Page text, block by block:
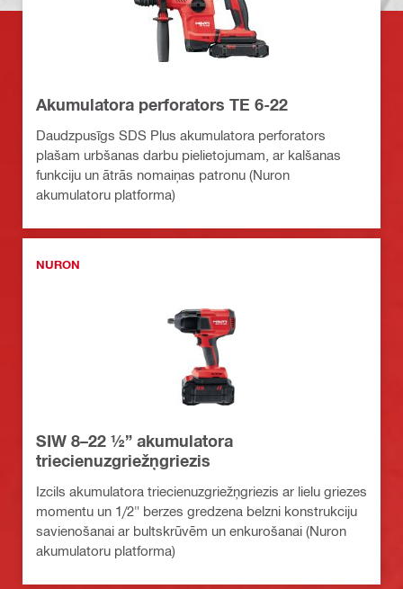
Akumulatora perforators TE 6-22
Daudzpusīgs SDS Plus akumulatora perforators
plašam urbšanas darbu pielietojumam, ar kalšanas
funkciju un ātrās nomaiņas patronu (Nuron
akumulatoru platforma)
NURON
SIW 8–22 ½” akumulatora
triecienuzgriežņgriezis
Izcils akumulatora triecienuzgriežņgriezis ar lielu griezes
momentu un 1/2" berzes gredzena belzni konstrukciju
savienošanai ar bultskrūvēm un enkurošanai (Nuron
akumulatoru platforma)